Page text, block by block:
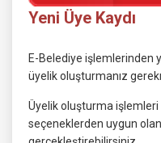
Yeni Üye Kaydı
E-Belediye işlemlerinden
üyelik oluşturmanız
Üyelik oluşturma işlemleri
seçeneklerden uygun